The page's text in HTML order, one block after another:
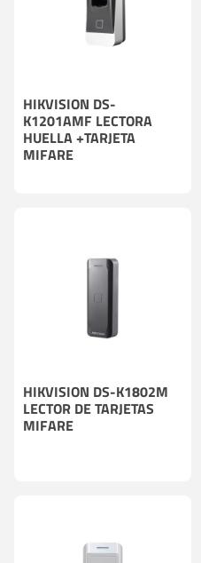
HIKVISION DS-
K1201AMF LECTORA
HUELLA +TARJETA
MIFARE
HIKVISION DS-K1802M
LECTOR DE TARJETAS
MIFARE